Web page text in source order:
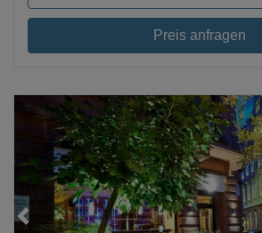
Preis anfragen
Loading...